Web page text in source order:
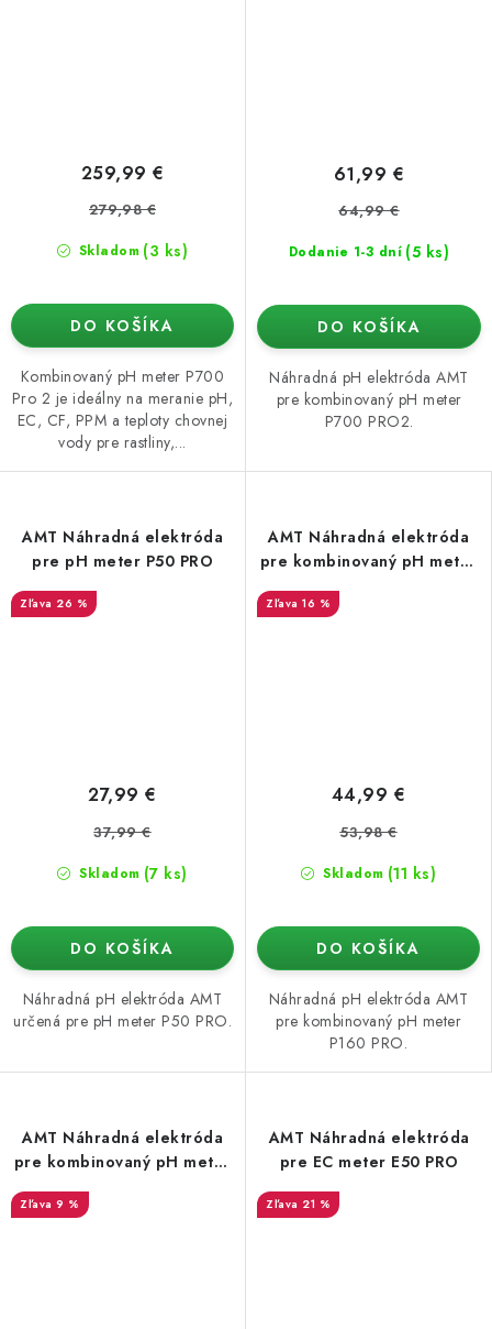
Skladom (3 ks)
259,99 €
279,98 €
DO KOŠÍKA
Kombinovaný pH meter P700
Pro 2 je ideálny na meranie pH,
EC, CF, PPM a teploty chovnej
vody pre rastliny,...
Dodanie 1-3 dní (5 ks)
61,99 €
64,99 €
DO KOŠÍKA
Náhradná pH elektróda AMT
pre kombinovaný pH meter
P700 PRO2.
AMT Náhradná elektróda
pre pH meter P50 PRO
26 %
Skladom (7 ks)
27,99 €
37,99 €
DO KOŠÍKA
Náhradná pH elektróda AMT
určená pre pH meter P50 PRO.
AMT Náhradná elektróda
pre kombinovaný pH meter
P160 PRO
16 %
Skladom (11 ks)
44,99 €
53,98 €
DO KOŠÍKA
Náhradná pH elektróda AMT
pre kombinovaný pH meter
P160 PRO.
AMT Náhradná elektróda
pre kombinovaný pH meter
9 %
AMT Náhradná elektróda
pre EC meter E50 PRO
21 %